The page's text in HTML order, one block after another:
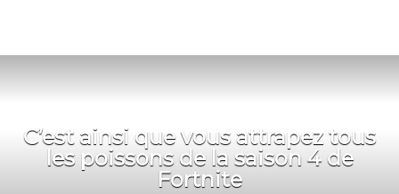
C’est ainsi que vous attrapez tous
les poissons de la saison 4 de
Fortnite